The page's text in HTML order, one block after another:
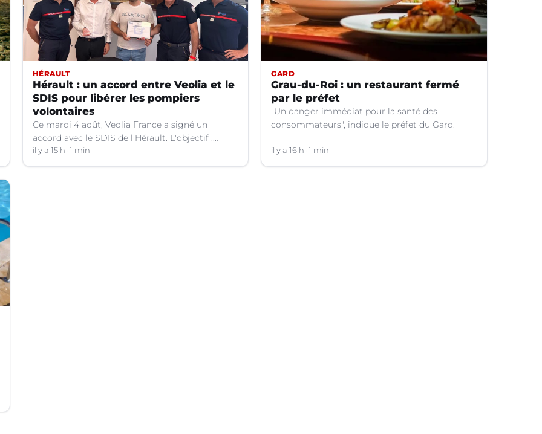
HÉRAULT
Hérault : un accord entre Veolia et le
SDIS pour libérer les pompiers
volontaires
Ce mardi 4 août, Veolia France a signé un
accord avec le SDIS de l'Hérault. L'objectif :
faciliter la disponibilité des salariés de
l'entreprise engagés en qualité de sapeurs-
il y a 15 h 1 min
GARD
Grau-du-Roi : un restaurant fermé
par le préfet
"Un danger immédiat pour la santé des
consommateurs", indique le préfet du Gard.
il y a 16 h 1 min